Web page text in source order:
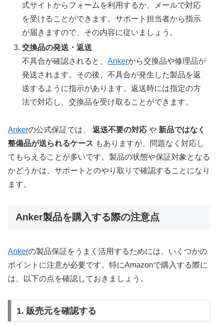
式サイトからフォームを利用するか、メールで対応
を受けることができます。サポート担当者から指示
が届きますので、その内容に従いましょう。
交換品の発送・返送
不具合が確認されると、Ankerから交換品や修理品が
発送されます。その後、不具合が発生した製品を返
送するように指示があります。返送時には指定の方
法で対応し、交換品を受け取ることができます。
Ankerの公式保証では、 返送不要の対応 や 新品ではなく
整備品が送られるケース もありますが、問題なく対応し
てもらえることが多いです。製品の状態や保証対象となる
かどうかは、サポートとのやり取りで確認することになり
ます。
Anker製品を購入する際の注意点
Ankerの製品保証をうまく活用するためには、いくつかの
ポイントに注意が必要です。特にAmazonで購入する際に
は、以下の点を確認しておきましょう。
1. 販売元を確認する